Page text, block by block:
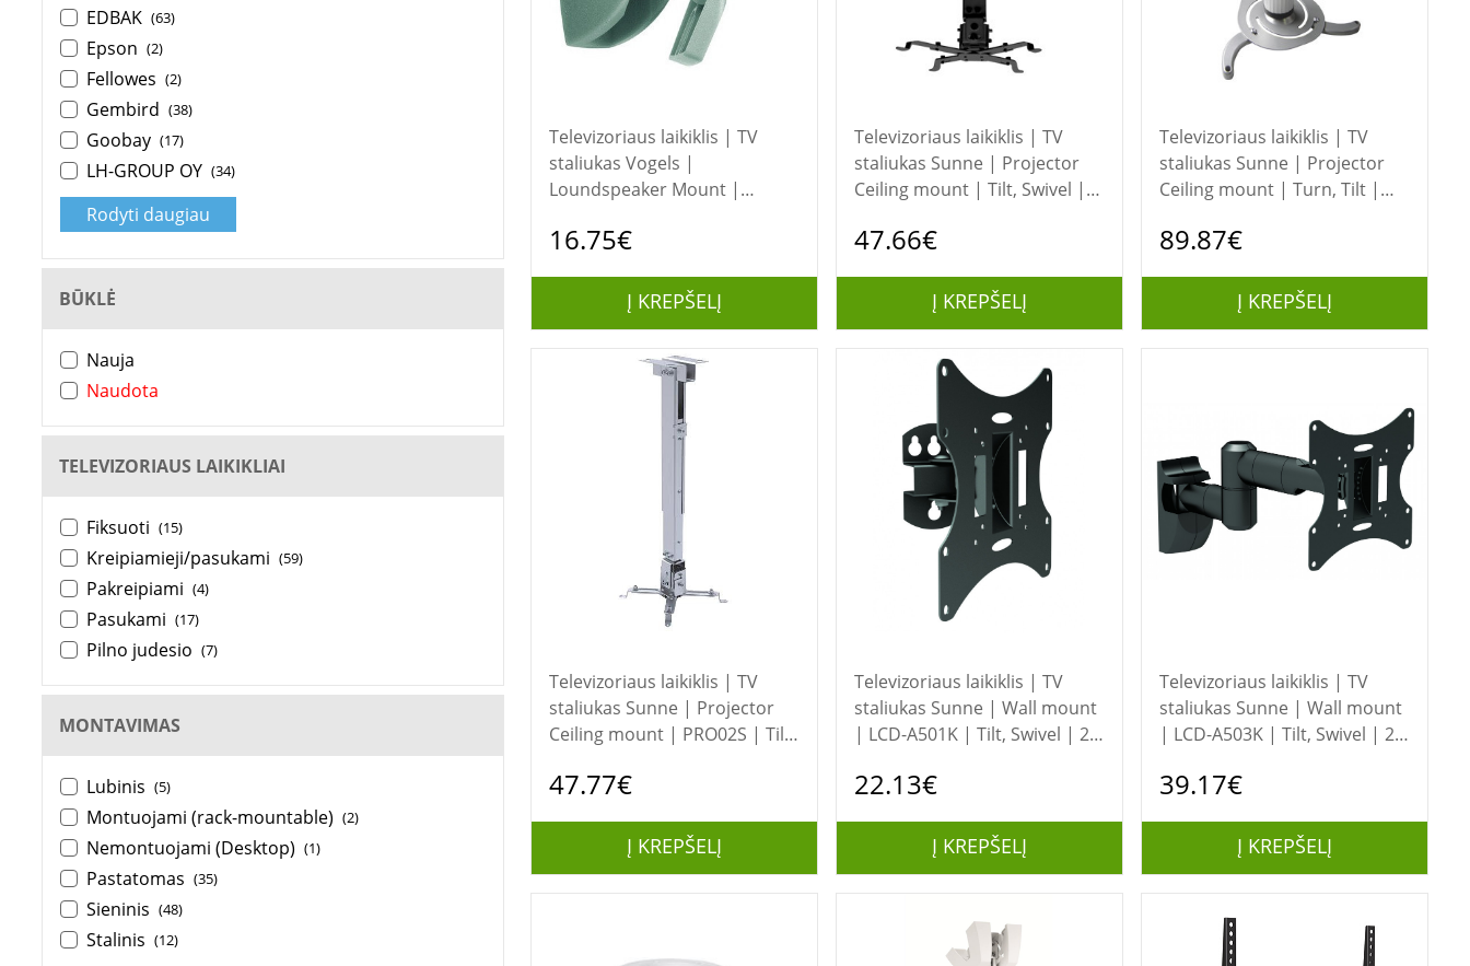
EDBAK (63)
Epson (2)
Fellowes (2)
Gembird (38)
Goobay (17)
LH-GROUP OY (34)
Rodyti daugiau
BŪKLĖ
Nauja
Naudota
TELEVIZORIAUS LAIKIKLIAI
Fiksuoti (15)
Kreipiamieji/pasukami (59)
Pakreipiami (4)
Pasukami (17)
Pilno judesio (7)
MONTAVIMAS
Lubinis (5)
Montuojami (rack-mountable) (2)
Nemontuojami (Desktop) (1)
Pastatomas (35)
Sieninis (48)
Stalinis (12)
Televizoriaus laikiklis | TV
staliukas Vogels |
Loundspeaker Mount |
Maximum weight (capacity) 5
16.75€
Į KREPŠELĮ
Televizoriaus laikiklis | TV
staliukas Sunne | Projector
Ceiling mount | Tilt, Swivel |
kg | Black
47.66€
Į KREPŠELĮ
Televizoriaus laikiklis | TV
staliukas Sunne | Projector
Ceiling mount | Turn, Tilt |
kg | Silver
89.87€
Į KREPŠELĮ
Televizoriaus laikiklis | TV
staliukas Sunne | Projector
Ceiling mount | PRO02S | Tilt,
(capacity) 20 kg | Silver
47.77€
Į KREPŠELĮ
Televizoriaus laikiklis | TV
staliukas Sunne | Wall mount
| LCD-A501K | Tilt, Swivel | 23-
(capacity) 30 kg | Black
22.13€
Į KREPŠELĮ
Televizoriaus laikiklis | TV
staliukas Sunne | Wall mount
| LCD-A503K | Tilt, Swivel | 23-
(capacity) 30 kg | Black
39.17€
Į KREPŠELĮ